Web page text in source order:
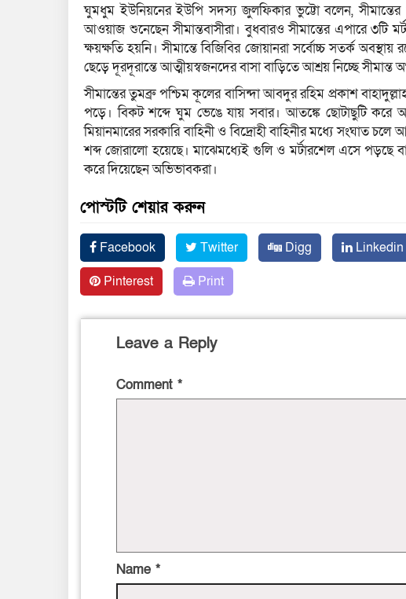
ঘুমধুম ইউনিয়নের ইউপি সদস্য জুলফিকার ভুট্টো বলেন, সীমান্তের
আওয়াজ শুনেছেন সীমান্তবাসীরা। বুধবারও সীমান্তের এপারে
ক্ষয়ক্ষতি হয়নি। সীমান্তে বিজিবির জোয়ানরা সর্বোচ্চ সতর্ক
ছেড়ে দূরদূরান্তে আত্মীয়স্বজনদের বাসা বাড়িতে আশ্রয় নিচ্ছে সীমান্ত
সীমান্তের তুমব্রু পশ্চিম কূলের বাসিন্দা আবদুর রহিম প্রকাশ
পড়ে। বিকট শব্দে ঘুম ভেঙে যায় সবার। আতঙ্কে ছোটাছুটি করে
মিয়ানমারের সরকারি বাহিনী ও বিদ্রোহী বাহিনীর মধ্যে সংঘাত
শব্দ জোরালো হয়েছে। মাঝেমধ্যেই গুলি ও মর্টারশেল এসে পড়ছে
করে দিয়েছেন অভিভাবকরা।
পোস্টটি শেয়ার করুন
Facebook Twitter Digg Linkedin
Pinterest
Print
Leave a Reply
Comment *
Name *